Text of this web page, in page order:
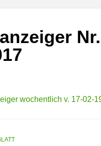
wochentlich v. 17-02-